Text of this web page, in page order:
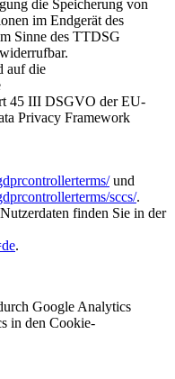
die Speicherung von
im Endgerät des
Sinne des TTDSG
auf die
45 III DSGVO der EU-
Privacy Framework
und
sccs/.
finden Sie in der
.
Google Analytics
in den Cookie-